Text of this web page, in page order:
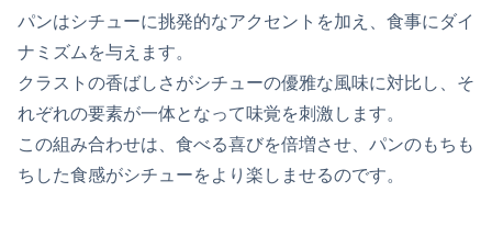
パンはシチューに挑発的なアクセントを加え、食事にダイ
ナミズムを与えます。
クラストの香ばしさがシチューの優雅な風味に対比し、そ
れぞれの要素が一体となって味覚を刺激します。
この組み合わせは、食べる喜びを倍増させ、パンのもちも
ちした食感がシチューをより楽しませるのです。